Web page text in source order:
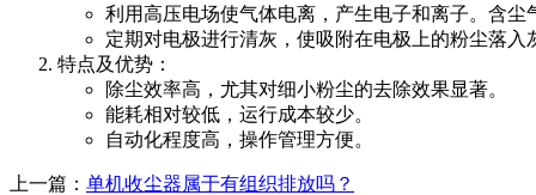
利用高压电场使气体电离，产生电子和离子。含
定期对电极进行清灰，使吸附在电极上的粉尘落入
特点及优势：
除尘效率高，尤其对细小粉尘的去除效果显著。
能耗相对较低，运行成本较少。
自动化程度高，操作管理方便。
上一篇： 单机收尘器属于有组织排放吗？